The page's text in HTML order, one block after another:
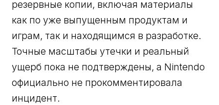
резервные копии, включая материалы
как по уже выпущенным продуктам и
играм, так и находящимся в разработке.
Точные масштабы утечки и реальный
ущерб пока не подтверждены, а Nintendo
официально не прокомментировала
инцидент.